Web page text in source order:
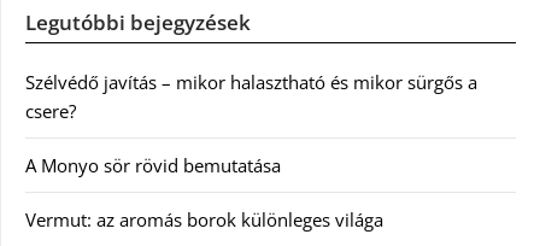
Legutóbbi bejegyzések
Szélvédő javítás – mikor halasztható és mikor sürgős a
csere?
A Monyo sör rövid bemutatása
Vermut: az aromás borok különleges világa